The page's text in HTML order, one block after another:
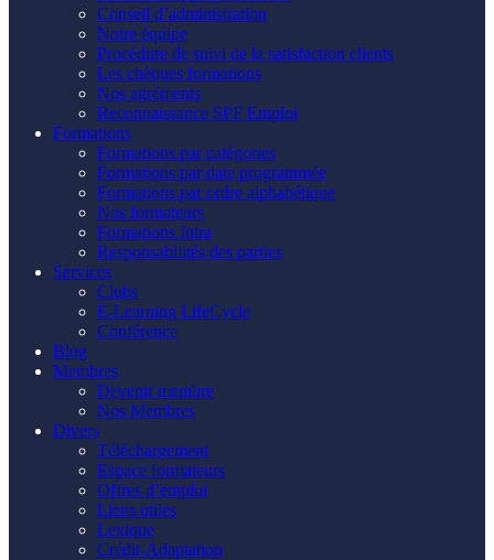
Conseil d’administration
Notre équipe
Procédure de suivi de la satisfaction clients
Les chèques formations
Nos agréments
Reconnaissance SPF Emploi
Formations
Formations par catégories
Formations par date programmée
Formations par ordre alphabétique
Nos formateurs
Formations Intra
Responsabilités des parties
Services
Clubs
E-Learning LifeCycle
Conférence
Blog
Membres
Devenir membre
Nos Membres
Divers
Téléchargement
Espace formateurs
Offres d’emploi
Liens utiles
Lexique
Crédit-Adaptation